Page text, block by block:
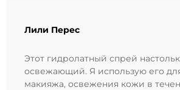
Лили Перес
Этот гидролатный спрей
освежающий. Я использую его
макияжа, освежения кожи в